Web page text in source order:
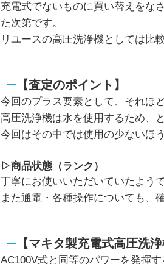
充電式でないものに買い替えをな
た次第です。
リユースの高圧洗浄機としては比
【査定のポイント】
今回のプラス要素として、それほ
高圧洗浄機は水を使用するため、
今回はその中では使用の少ないほ
▷商品状態（ランク）
丁寧にお使いいただいていたよう
また通電・各種操作についても、
【マキタ製充電式高圧洗
AC100V式と同等のパワーを発揮